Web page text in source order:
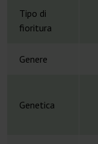
Tipo di
fioritura
Genere
Genetica